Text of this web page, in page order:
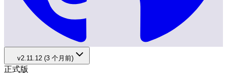
v2.11.12 (3 个月前)
正式版